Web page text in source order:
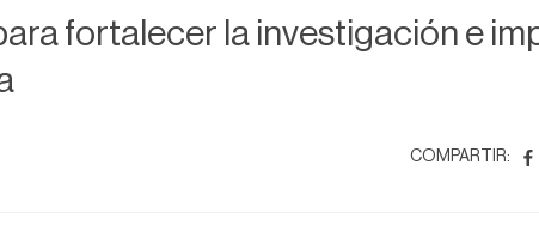
fortalecer la investigación e
COMPARTIR: